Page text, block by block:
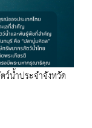
ว์น้ำประจำจังหวัด